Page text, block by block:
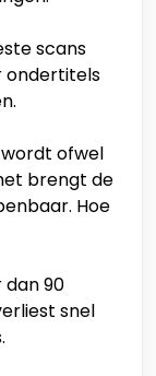
scans
ondertitels
ofwel
brengt de
Hoe
dan 90
snel